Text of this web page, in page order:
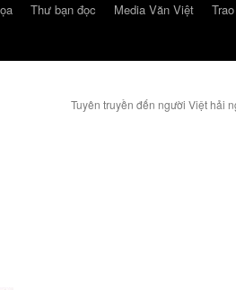
Thư bạn đọc Media Văn Việt
Tuyên truyền đến người Việt hải